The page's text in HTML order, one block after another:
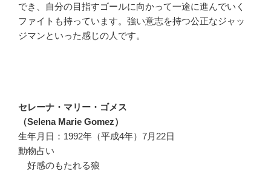
でき、自分の目指すゴールに向かって一途に進んでいく
ファイトも持っています。強い意志を持つ公正なジャッ
ジマンといった感じの人です。
セレーナ・マリー・ゴメス
（Selena Marie Gomez）
生年月日：1992年（平成4年）7月22日
動物占い
好感のもたれる狼